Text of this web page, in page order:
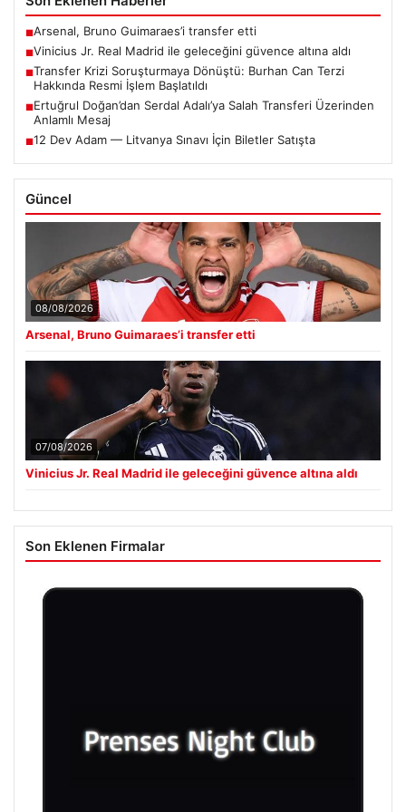
■Arsenal, Bruno Guimaraes’i transfer etti
■Vinicius Jr. Real Madrid ile geleceğini güvence altına aldı
■Transfer Krizi Soruşturmaya Dönüştü: Burhan Can Terzi
Hakkında Resmi İşlem Başlatıldı
■Ertuğrul Doğan’dan Serdal Adalı’ya Salah Transferi Üzerinden
Anlamlı Mesaj
■12 Dev Adam — Litvanya Sınavı İçin Biletler Satışta
Güncel
08/08/2026
Arsenal, Bruno Guimaraes’i transfer etti
07/08/2026
Vinicius Jr. Real Madrid ile geleceğini güvence altına aldı
Son Eklenen Firmalar